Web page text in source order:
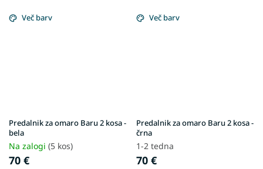
Več barv
Predalnik za omaro Baru 2 kosa -
bela
Na zalogi (5 kos)
70 €
Več barv
Predalnik za omaro Baru 2 kosa -
črna
1-2 tedna
70 €